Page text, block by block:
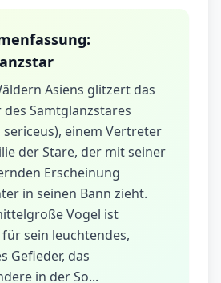
Asiens glitzert das
des Samtglanzstares
sericeus), einem Vertreter
der Stare, der mit seiner
Erscheinung
in seinen Bann zieht.
Vogel ist
sein leuchtendes,
Gefieder, das
in der So...